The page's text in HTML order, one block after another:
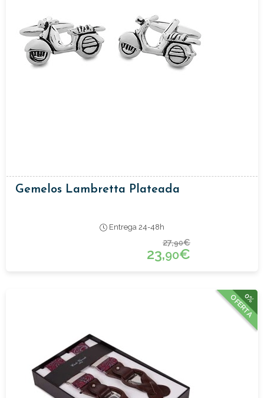
Gemelos Lambretta Plateada
Entrega 24-48h
27,90€
23,90€
0%
OFERTA